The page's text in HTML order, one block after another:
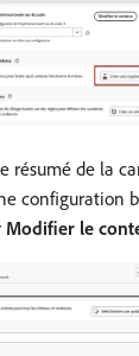
résumé de la
configuration
Modifier le